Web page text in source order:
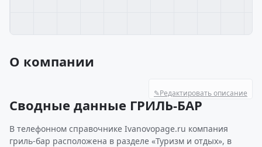
О компании
✎Редактировать описание
Сводные данные ГРИЛЬ-БАР
В телефонном справочнике Ivanovopage.ru компания
гриль-бар расположена в разделе «Туризм и отдых», в